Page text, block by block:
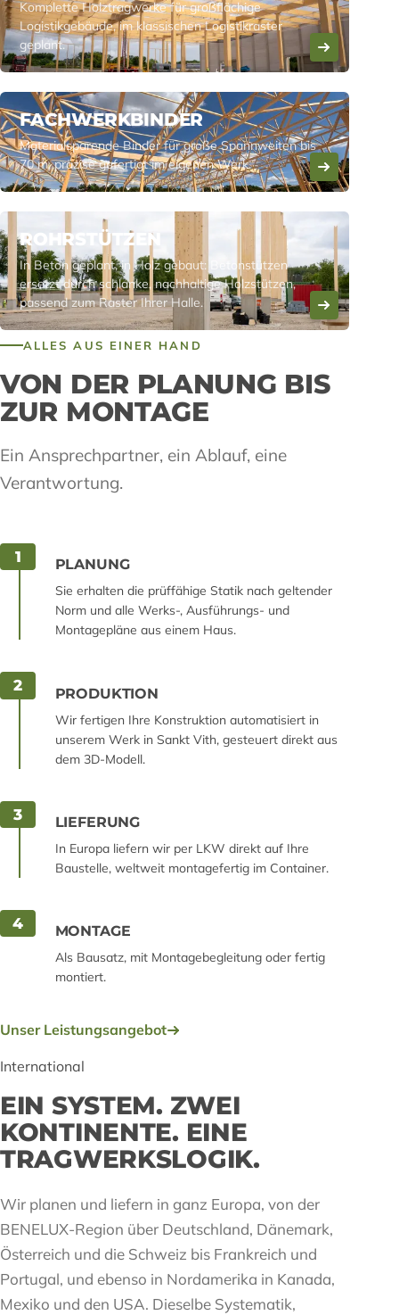
Komplette Holztragwerke für großflächige
Logistikgebäude, im klassischen Logistikraster
geplant.
FACHWERKBINDER
Materialsparende Binder für große Spannweiten bis
70 m, präzise gefertigt im eigenen Werk.
ROHRSTÜTZEN
In Beton geplant, in Holz gebaut: Betonstützen
ersetzt durch schlanke, nachhaltige Holzstützen,
passend zum Raster Ihrer Halle.
ALLES AUS EINER HAND
VON DER PLANUNG BIS
ZUR MONTAGE
Ein Ansprechpartner, ein Ablauf, eine
Verantwortung.
1 PLANUNG
Sie erhalten die prüffähige Statik nach geltender
Norm und alle Werks-, Ausführungs- und
Montagepläne aus einem Haus.
2 PRODUKTION
Wir fertigen Ihre Konstruktion automatisiert in
unserem Werk in Sankt Vith, gesteuert direkt aus
dem 3D-Modell.
3 LIEFERUNG
In Europa liefern wir per LKW direkt auf Ihre
Baustelle, weltweit montagefertig im Container.
4 MONTAGE
Als Bausatz, mit Montagebegleitung oder fertig
montiert.
Unser Leistungsangebot
International
EIN SYSTEM. ZWEI
KONTINENTE. EINE
TRAGWERKSLOGIK.
Wir planen und liefern in ganz Europa, von der
BENELUX-Region über Deutschland, Dänemark,
Österreich und die Schweiz bis Frankreich und
Portugal, und ebenso in Nordamerika in Kanada,
Mexiko und den USA. Dieselbe Systematik,